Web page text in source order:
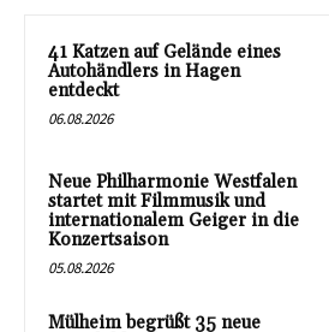
41 Katzen auf Gelände eines
Autohändlers in Hagen
entdeckt
06.08.2026
Neue Philharmonie Westfalen
startet mit Filmmusik und
internationalem Geiger in die
Konzertsaison
05.08.2026
Mülheim begrüßt 35 neue